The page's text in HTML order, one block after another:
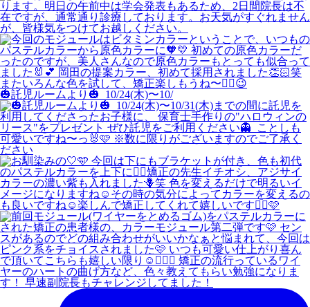
🎃託児ルームより🎃 ⁡ 10/24(木)〜10/